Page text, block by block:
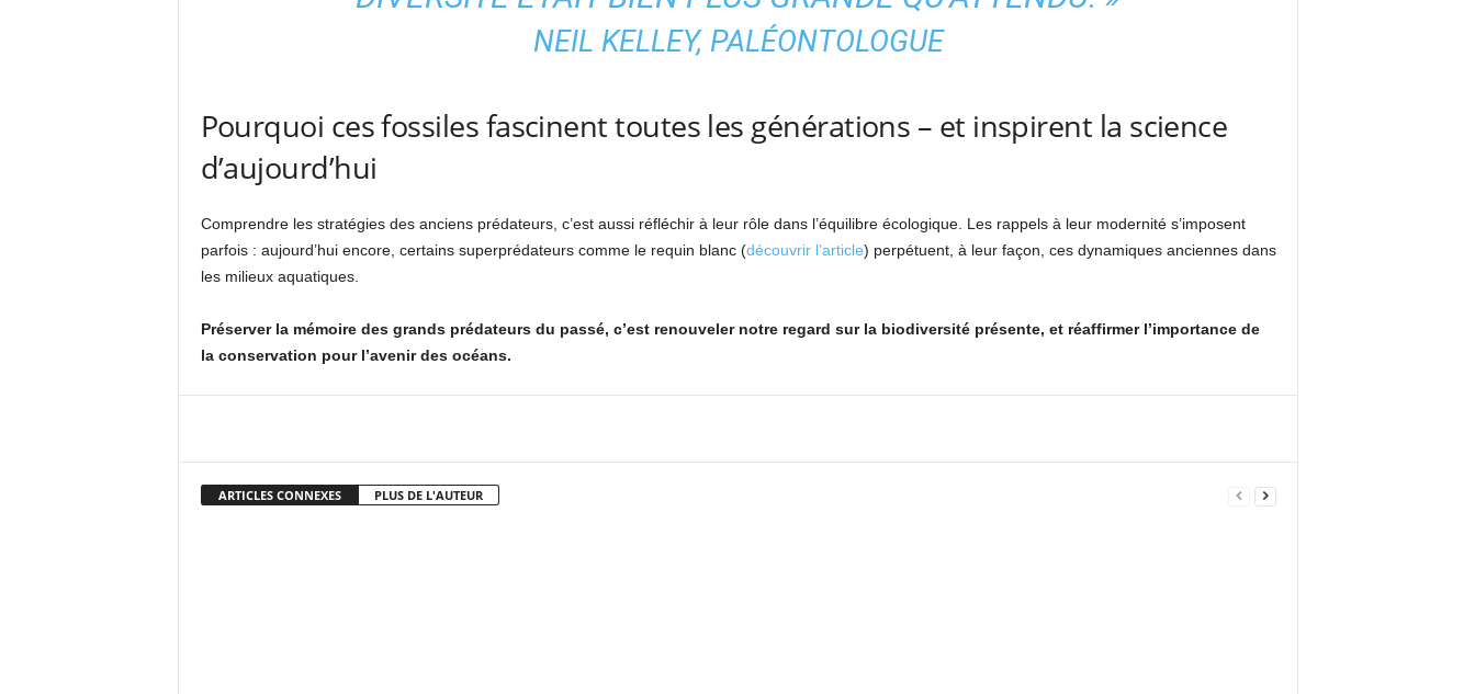
NEIL KELLEY, PALÉONTOLOGUE
Pourquoi ces fossiles fascinent toutes les générations – et inspirent la science
d’aujourd’hui
Comprendre les stratégies des anciens prédateurs, c’est aussi réfléchir à leur rôle dans l’équilibre écologique. Les rappels à leur modernité s’imposent
parfois : aujourd’hui encore, certains superprédateurs comme le requin blanc (découvrir l’article) perpétuent, à leur façon, ces dynamiques anciennes dans
les milieux aquatiques.
Préserver la mémoire des grands prédateurs du passé, c’est renouveler notre regard sur la biodiversité présente, et réaffirmer l’importance de
la conservation pour l’avenir des océans.
ARTICLES CONNEXES PLUS DE L'AUTEUR